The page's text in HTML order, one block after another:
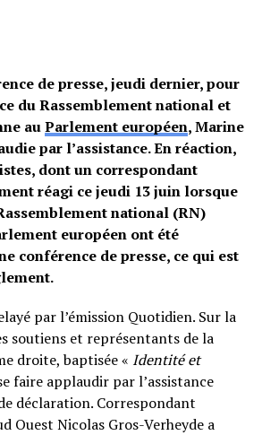
de presse, jeudi dernier, pour
du Rassemblement national et
auParlement européen, Marine
par l’assistance. En réaction,
dont un correspondant
réagi ce jeudi 13 juin lorsque
national (RN)
européen ont été
conférence de presse, ce qui est
par l’émission Quotidien. Sur la
soutiens et représentants de la
droite, baptisée « Identité et
faire applaudir par l’assistance
déclaration. Correspondant
Ouest Nicolas Gros-Verheyde a